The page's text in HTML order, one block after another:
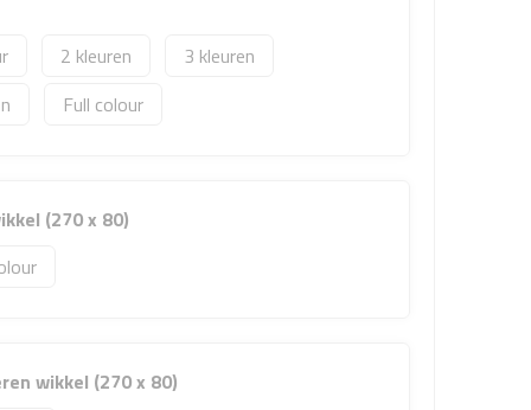
2
3
Full colour
(270 x 80)
wikkel (270 x 80)